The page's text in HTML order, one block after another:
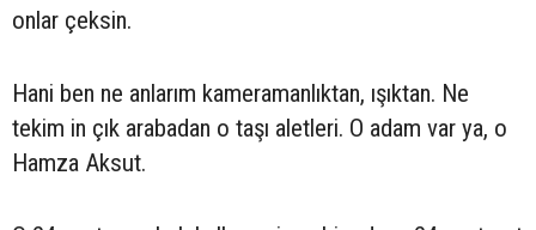
onlar çeksin.
Hani ben ne anlarım kameramanlıktan, ışıktan. Ne
tekim in çık arabadan o taşı aletleri. O adam var ya, o
Hamza Aksut.